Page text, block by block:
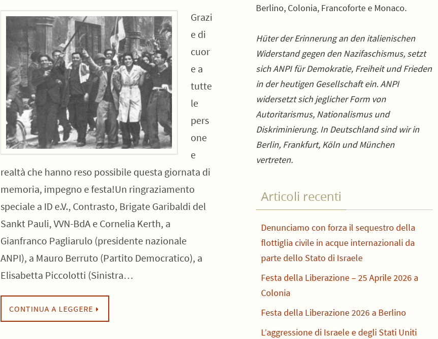
Grazi
e di
cuor
e a
tutte
le
pers
one
e
realtà che hanno reso possibile questa giornata di
memoria, impegno e festa!Un ringraziamento
speciale a ID e.V., Contrasto, Brigate Garibaldi del
Sankt Pauli, VVN-BdA e Cornelia Kerth, a
Gianfranco Pagliarulo (presidente nazionale
ANPI), a Mauro Berruto (Partito Democratico), a
Elisabetta Piccolotti (Sinistra…
CONTINUA A LEGGERE
Berlino, Colonia, Francoforte e Monaco.
Hüter der Erinnerung an den italienischen
Widerstand gegen den Nazifaschismus, setzt
sich ANPI für Demokratie, Freiheit und Frieden
in der heutigen Gesellschaft ein. ANPI
widersetzt sich jeglicher Form von
Autoritarismus, Nationalismus und
Diskriminierung. In Deutschland sind wir in
Berlin, Frankfurt, Köln und München
vertreten.
Articoli recenti
Denunciamo con forza il sequestro della
flottiglia civile in acque internazionali da
parte dello Stato di Israele
Festa della Liberazione – 25 Aprile 2026 a
Colonia
Festa della Liberazione 2026 a Berlino
L’aggressione di Israele e degli Stati Uniti